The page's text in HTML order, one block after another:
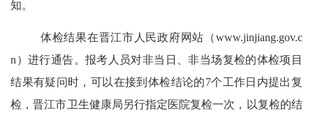
知。
体检结果在晋江市人民政府网站 （www.jinjiang.gov.c
n） 进行通告。 报考人 员对非当日、非当场复检的体检项目
结果有疑问时，可以在接到体检结论的7个工作日内提出复
检，晋江市卫生健康局另行指定医院复检一次，以复检的结